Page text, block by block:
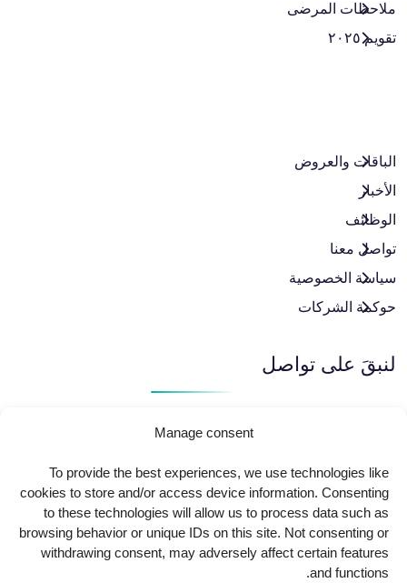
Manage consent
To provide the best experiences, we use technologies like
cookies to store and/or access device information. Consenting
to these technologies will allow us to process data such as
browsing behavior or unique IDs on this site. Not consenting or
withdrawing consent, may adversely affect certain features
and functions.
ملاحظات المرضى
تقويم ٢٠٢٥
الباقات والعروض​
الأخبار
الوظائف
تواصل معنا
سياسة الخصوصية
حوكمة الشركات
لنبقَ على تواصل
Copyright 2025AlkindiHospital. All Rights Reserved